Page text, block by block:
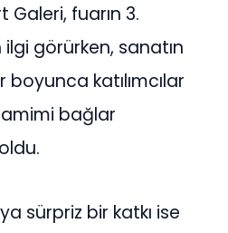
Galeri, fuarın 3.
görürken, sanatın
katılımcılar
bağlar
sürpriz bir katkı ise